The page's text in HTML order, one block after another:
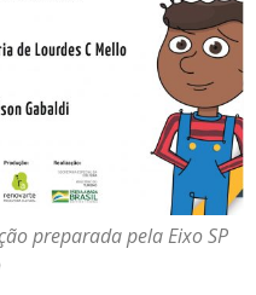
preparada pela Eixo SP